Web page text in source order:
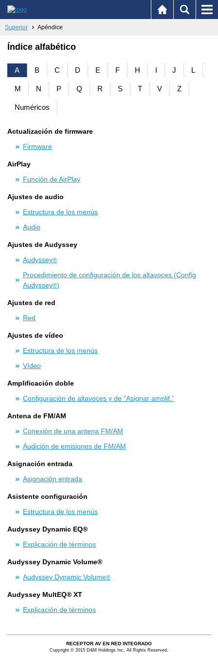
Superior Apéndice
Índice alfabético
A B C D E F H I J L
M N P Q R S T V Z
Numéricos
Actualización de firmware
Firmware
AirPlay
Función de AirPlay
Ajustes de audio
Estructura de los menús
Audio
Ajustes de Audyssey
Audyssey®
Procedimiento de configuración de los altavoces (Config
Audyssey®)
Ajustes de red
Red
Ajustes de vídeo
Estructura de los menús
Vídeo
Amplificación doble
Configuración de altavoces y de “Asignar amplif.”
Antena de FM/AM
Conexión de una antena FM/AM
Audición de emisiones de FM/AM
Asignación entrada
Asignación entrada
Asistente configuración
Estructura de los menús
Audyssey Dynamic EQ®
Explicación de términos
Audyssey Dynamic Volume®
Audyssey Dynamic Volume®
Audyssey MultEQ® XT
Explicación de términos
RECEPTOR AV EN RED INTEGRADO
Copyright © 2015 D&M Holdings Inc. All Rights Reserved.